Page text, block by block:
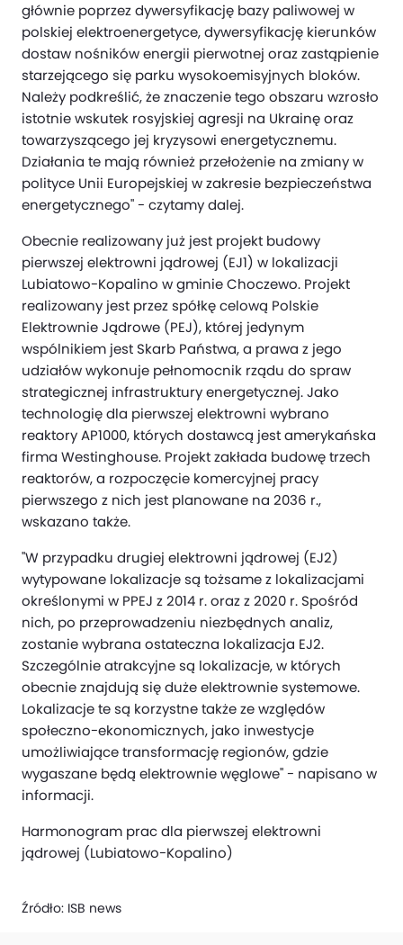
głównie poprzez dywersyfikację bazy paliwowej w
polskiej elektroenergetyce, dywersyfikację kierunków
dostaw nośników energii pierwotnej oraz zastąpienie
starzejącego się parku wysokoemisyjnych bloków.
Należy podkreślić, że znaczenie tego obszaru wzrosło
istotnie wskutek rosyjskiej agresji na Ukrainę oraz
towarzyszącego jej kryzysowi energetycznemu.
Działania te mają również przełożenie na zmiany w
polityce Unii Europejskiej w zakresie bezpieczeństwa
energetycznego" - czytamy dalej.
Obecnie realizowany już jest projekt budowy
pierwszej elektrowni jądrowej (EJ1) w lokalizacji
Lubiatowo-Kopalino w gminie Choczewo. Projekt
realizowany jest przez spółkę celową Polskie
Elektrownie Jądrowe (PEJ), której jedynym
wspólnikiem jest Skarb Państwa, a prawa z jego
udziałów wykonuje pełnomocnik rządu do spraw
strategicznej infrastruktury energetycznej. Jako
technologię dla pierwszej elektrowni wybrano
reaktory AP1000, których dostawcą jest amerykańska
firma Westinghouse. Projekt zakłada budowę trzech
reaktorów, a rozpoczęcie komercyjnej pracy
pierwszego z nich jest planowane na 2036 r.,
wskazano także.
"W przypadku drugiej elektrowni jądrowej (EJ2)
wytypowane lokalizacje są tożsame z lokalizacjami
określonymi w PPEJ z 2014 r. oraz z 2020 r. Spośród
nich, po przeprowadzeniu niezbędnych analiz,
zostanie wybrana ostateczna lokalizacja EJ2.
Szczególnie atrakcyjne są lokalizacje, w których
obecnie znajdują się duże elektrownie systemowe.
Lokalizacje te są korzystne także ze względów
społeczno-ekonomicznych, jako inwestycje
umożliwiające transformację regionów, gdzie
wygaszane będą elektrownie węglowe" - napisano w
informacji.
Harmonogram prac dla pierwszej elektrowni
jądrowej (Lubiatowo-Kopalino)
Źródło: ISB news